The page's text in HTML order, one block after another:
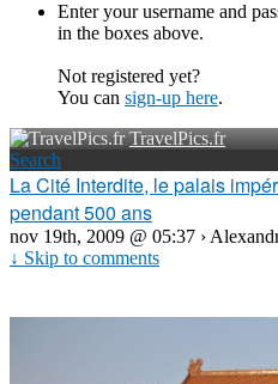
Enter your username and
in the boxes above.
Not registered yet?
You can sign-up here.
TravelPics.fr
Search
La Cité Interdite, le palais
pendant 500 ans
nov 19th, 2009 @ 05:37 ›
↓ Skip to comments